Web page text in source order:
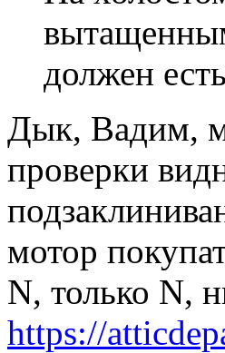
должен
Дык, Вадим,
проверки
мотор
N, только N,
https://